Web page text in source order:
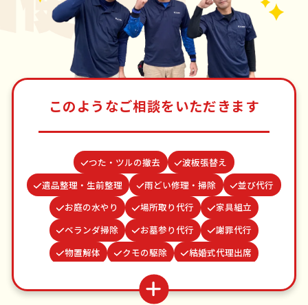
このようなご相談をいただきます
つた・ツルの撤去
波板張替え
遺品整理・生前整理
雨どい修理・掃除
並び代行
お庭の水やり
場所取り代行
家具組立
ベランダ掃除
お墓参り代行
謝罪代行
物置解体
クモの駆除
結婚式代理出席
買い物代行
水道パッキン交換
病院付き添い
蜂の巣駆除